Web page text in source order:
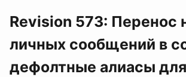
Revision 573: Перенос
личных сообщений в
дефолтные алиасы